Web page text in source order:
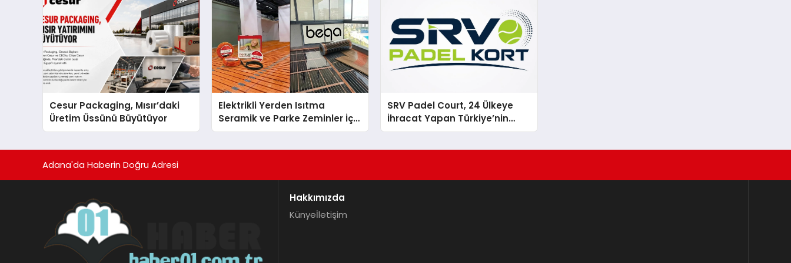
Cesur Packaging, Mısır’daki
Üretim Üssünü Büyütüyor
Elektrikli Yerden Isıtma
Seramik ve Parke Zeminler İçin
En Verimli Çözümler
SRV Padel Court, 24 Ülkeye
İhracat Yapan Türkiye’nin
Padel Kortu Üretim Gücü
Adana'da Haberin Doğru Adresi
Hakkımızda
Künyeİletişim